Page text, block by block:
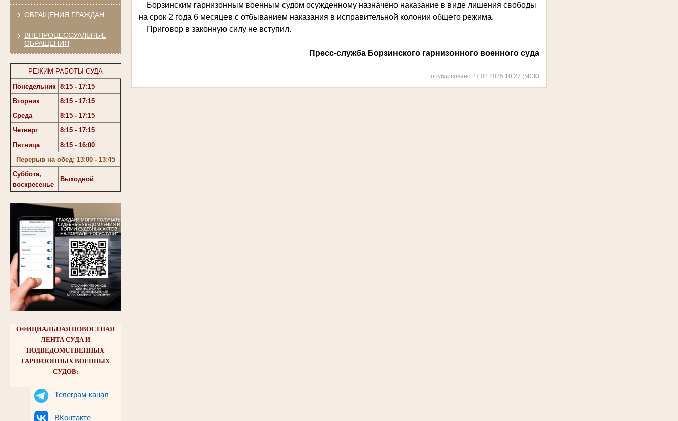
ОБРАЩЕНИЯ ГРАЖДАН
ВНЕПРОЦЕССУАЛЬНЫЕ
ОБРАЩЕНИЯ
РЕЖИМ РАБОТЫ СУДА
Понедельник 8:15 - 17:15
Вторник
8:15 - 17:15
Среда
8:15 - 17:15
Четверг
8:15 - 17:15
Пятница
8:15 - 16:00
Перерыв на обед: 13:00 - 13:45
Суббота,
воскресенье
Выходной
ОФИЦИАЛЬНАЯ НОВОСТНАЯ
ЛЕНТА СУДА И
ПОДВЕДОМСТВЕННЫХ
ГАРНИЗОННЫХ ВОЕННЫХ
СУДОВ:
Телеграм-канал
ВКонтакте
Борзинским гарнизонным военным судом осужденному назначено наказание в виде лишения свободы
на срок 2 года 6 месяцев с отбыванием наказания в исправительной колонии общего режима.
Приговор в законную силуне вступил.
Пресс-служба Борзинского гарнизонного военного суда
опубликовано 27.02.2025 10:27 (МСК)